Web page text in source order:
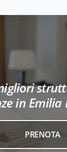
in Emilia
PRENOTA